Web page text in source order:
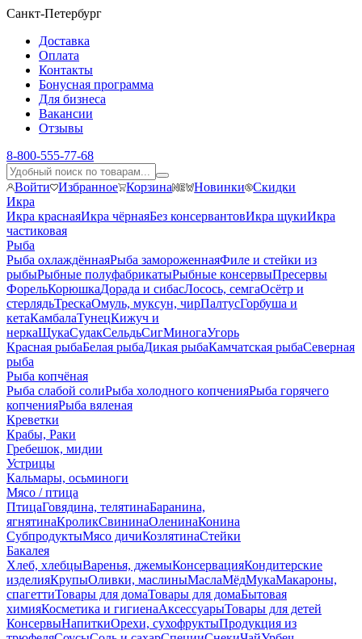
Санкт-Петербург
Доставка
Оплата
Контакты
Бонусная программа
Для бизнеса
Вакансии
Отзывы
8-800-555-77-68
Войти Избранное Корзина Новинки Скидки
Икра
Икра краснаяИкра чёрнаяБез консервантовИкра щукиИкра
частиковая
Рыба
Рыба охлаждённаяРыба замороженнаяФиле и стейки из
рыбыРыбные полуфабрикатыРыбные консервыПресервы
ФорельКорюшкаДорада и сибасЛосось, семгаОсётр и
стерлядьТрескаОмуль, муксун, чирПалтусГорбуша и
кетаКамбалаТунецКижуч и
неркаЩукаСудакСельдьСигМиногаУгорь
Красная рыбаБелая рыбаДикая рыбаКамчатская рыбаСеверная
рыба
Рыба копчёная
Рыба слабой солиРыба холодного копченияРыба горячего
копченияРыба вяленая
Креветки
Крабы, Раки
Гребешок, мидии
Устрицы
Кальмары, осьминоги
Мясо / птица
ПтицаГовядина, телятинаБаранина,
ягнятинаКроликСвининаОленинаКонина
СубпродуктыМясо дичиКозлятинаСтейки
Бакалея
Хлеб, хлебцыВаренья, джемыКонсервацияКондитерские
изделияКрупыОливки, маслиныМаслаМёдМукаМакароны,
спагеттиТовары для домаТовары для домаБытовая
химияКосметика и гигиенаАксессуарыТовары для детей
КонсервыНапиткиОрехи, сухофруктыПродукция из